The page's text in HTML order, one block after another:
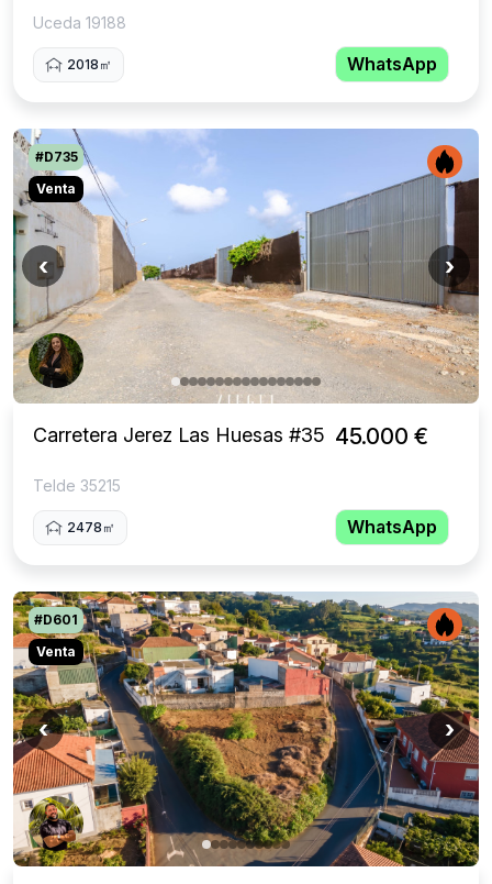
Uceda 19188
2018㎡ WhatsApp
‹ ›
#D735
Venta
Carretera Jerez Las Huesas #35
Telde 35215
2478㎡
45.000 €
WhatsApp
‹ ›
#D601
Venta